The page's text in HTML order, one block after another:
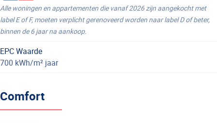
Alle woningen en appartementen die vanaf 2026 zijn aangekocht met
label E of F, moeten verplicht gerenoveerd worden naar label D of beter,
binnen de 6 jaar na aankoop.
EPC Waarde
700 kWh/m² jaar
Comfort